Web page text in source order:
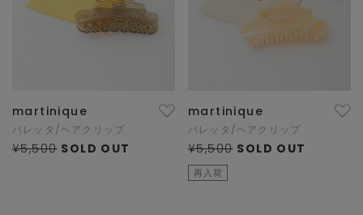
martinique
バレッタ/ヘアクリップ
¥5,500 SOLD OUT
martinique
バレッタ/ヘアクリップ
¥5,500 SOLD OUT
再入荷